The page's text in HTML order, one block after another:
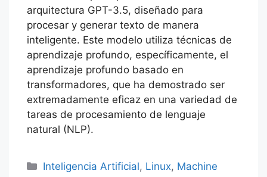
o
o
k
p
p
n
m
e
n
g
er
a
g
e
ar
tir
arquitectura GPT-3.5, diseñado para
procesar y generar texto de manera
inteligente. Este modelo utiliza técnicas de
aprendizaje profundo, específicamente, el
aprendizaje profundo basado en
transformadores, que ha demostrado ser
extremadamente eficaz en una variedad de
tareas de procesamiento de lenguaje
natural (NLP).
Categorías
Inteligencia Artificial, Linux, Machine